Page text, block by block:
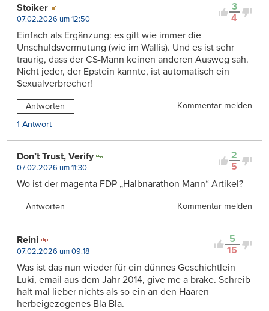
3
4
Stoiker
07.02.2026 um 12:50
Einfach als Ergänzung: es gilt wie immer die
Unschuldsvermutung (wie im Wallis). Und es ist sehr
traurig, dass der CS-Mann keinen anderen Ausweg sah.
Nicht jeder, der Epstein kannte, ist automatisch ein
Sexualverbrecher!
Antworten
Kommentar melden
1 Antwort
2
5
Don’t Trust, Verify
07.02.2026 um 11:30
Wo ist der magenta FDP „Halbnarathon Mann“ Artikel?
Antworten Kommentar melden
5
15
Reini
07.02.2026 um 09:18
Was ist das nun wieder für ein dünnes Geschichtlein
Luki, email aus dem Jahr 2014, give me a brake. Schreib
halt mal lieber nichts als so ein an den Haaren
herbeigezogenes Bla Bla.